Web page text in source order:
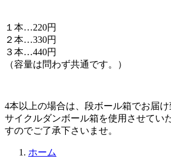
１本…220円
２本…330円
３本…440円
（容量は問わず共通です。）
4本以上の場合は、段ボール箱でお届
サイクルダンボール箱を使用させてい
すのでご了承下さいませ。
ホーム